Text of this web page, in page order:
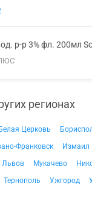
р-р 3% фл. 200мл
регионах
Белая Церковь
Франковск Измаил
Львов Мукачево
Тернополь Ужгород